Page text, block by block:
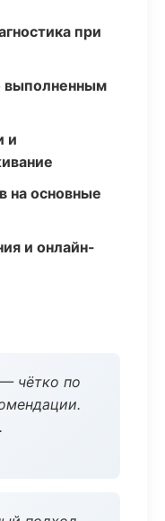
при
выполненным
и
на основные
и онлайн-
чётко по